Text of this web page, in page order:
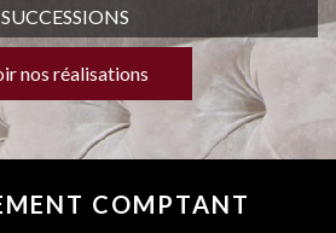
SUCCESSIONS
nos réalisations
COMPTANT